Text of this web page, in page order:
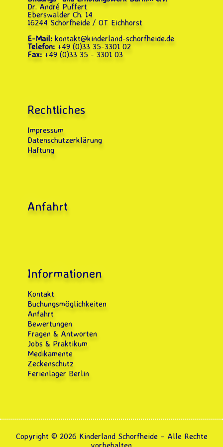
Dr. André Puffert
Eberswalder Ch. 14
16244 Schorfheide / OT Eichhorst
E-Mail: kontakt@kinderland-schorfheide.de
Telefon: +49 (0)33 35-3301 02
Fax: +49 (0)33 35 - 3301 03
Rechtliches
Impressum
Datenschutzerklärung
Haftung
Anfahrt
Informationen
Kontakt
Buchungsmöglichkeiten
Anfahrt
Bewertungen
Fragen & Antworten
Jobs & Praktikum
Medikamente
Zeckenschutz
Ferienlager Berlin
Copyright © 2026 Kinderland Schorfheide – Alle Rechte
vorbehalten